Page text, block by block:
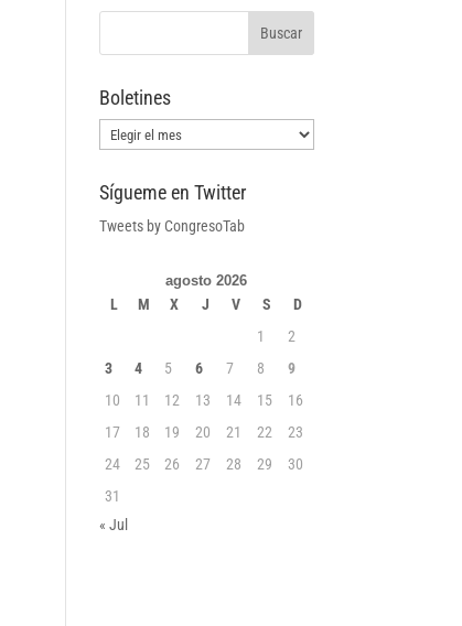
Boletines
Boletines
Sígueme en Twitter
Tweets by CongresoTab
agosto 2026
L M X J V S
D
1
2
3
4 5 6 7 8
9
10
11 12 13 14 15
16
17
18 19 20 21 22
23
24
25 26 27 28 29
30
31
« Jul